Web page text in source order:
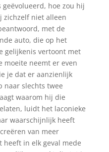
hoe zou hij
zichzelf niet alleen
met de
auto, die op het
gelijkenis vertoont met
moeite neemt er even
je dat er aanzienlijk
naar slechts twee
waarom hij die
luidt het laconieke
waarschijnlijk heeft
van meer
in elk geval mede